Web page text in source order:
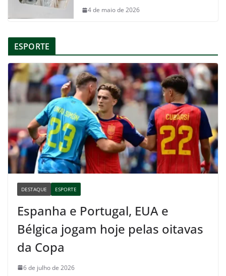
4 de maio de 2026
ESPORTE
DESTAQUE ESPORTE
Espanha e Portugal, EUA e
Bélgica jogam hoje pelas oitavas
da Copa
6 de julho de 2026